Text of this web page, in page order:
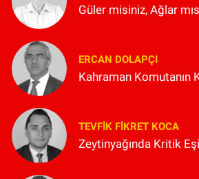
Güler misiniz, Ağlar
ERCAN DOLAPÇI
Kahraman Komutanın
TEVFIK FIKRET KOCA
Zeytinyağında Kritik